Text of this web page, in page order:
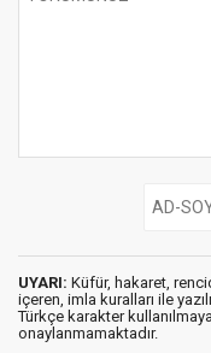
UYARI: Küfür, hakaret,
içeren, imla kuralları ile
Türkçe karakter
onaylanmamaktadır.